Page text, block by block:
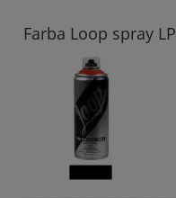
Farba Loop spray